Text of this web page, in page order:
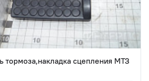
тормоза,накладка сцепления МТЗ